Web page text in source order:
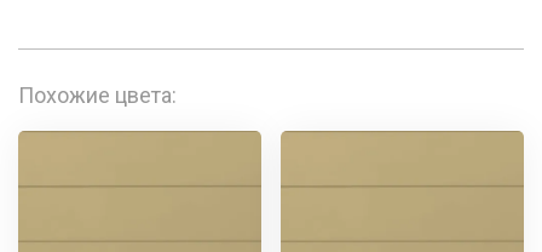
Похожие цвета: